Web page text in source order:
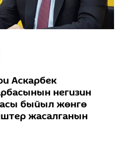
Аскарбек
негизин
быйыл жөнгө
жасалганын